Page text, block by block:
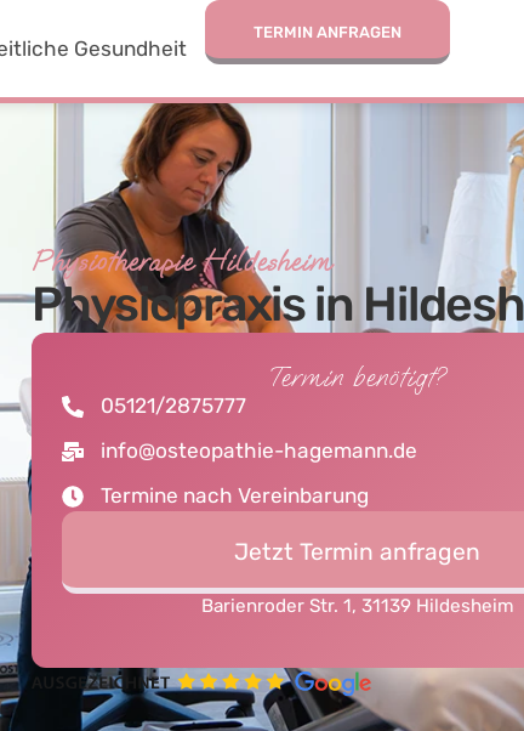
Gesundheit
TERMIN ANFRAGEN
Physiotherapie Hildesheim
Physiopraxis in
Termin benötigt?
05121/2875777
info@osteopathie-hagemann.de
Termine nach Vereinbarung
Jetzt Termin anfragen
Barienroder Str. 1, 31139 Hildesheim